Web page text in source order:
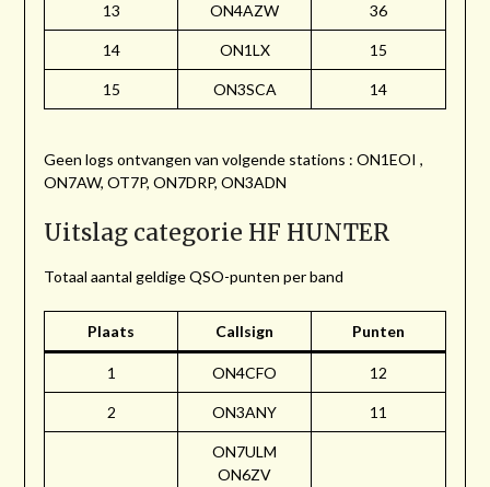
13 ON4AZW 36
14 ON1LX 15
15 ON3SCA 14
Geen logs ontvangen van volgende stations : ON1EOI ,
ON7AW, OT7P, ON7DRP, ON3ADN
Uitslag categorie HF HUNTER
Totaal aantal geldige QSO-punten per band
Plaats Callsign Punten
1 ON4CFO 12
2 ON3ANY 11
ON7ULM
ON6ZV